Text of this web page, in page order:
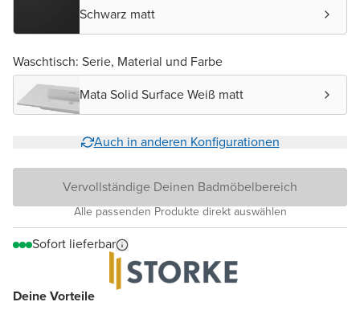
Deine Vorteile
Schwarz matt
Waschtisch: Serie, Material und Farbe
Mata Solid Surface Weiß matt
Auch in anderen Konfigurationen
Vervollständige Deinen Badmöbelbereich
Alle passenden Produkte direkt auswählen
Sofort lieferbar